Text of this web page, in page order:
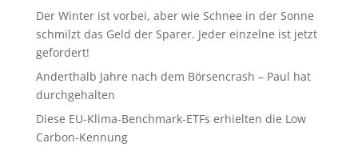
Der Winter ist vorbei, aber wie Schnee in der Sonne
schmilzt das Geld der Sparer. Jeder einzelne ist jetzt
gefordert!
Anderthalb Jahre nach dem Börsencrash – Paul hat
durchgehalten
Diese EU-Klima-Benchmark-ETFs erhielten die Low
Carbon-Kennung